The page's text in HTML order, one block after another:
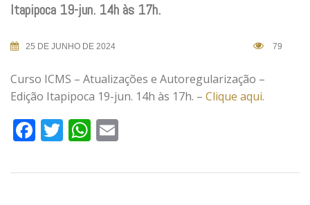
Itapipoca 19-jun. 14h às 17h.
25 DE JUNHO DE 2024 79
Curso ICMS – Atualizações e Autoregularização –
Edição Itapipoca 19-jun. 14h às 17h. – Clique aqui.
Facebook
TwitterWhatsApp